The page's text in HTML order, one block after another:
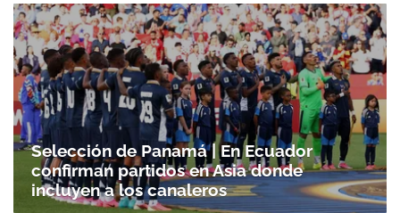
Selección de Panamá | En Ecuador
confirman partidos en Asia donde
incluyen a los canaleros